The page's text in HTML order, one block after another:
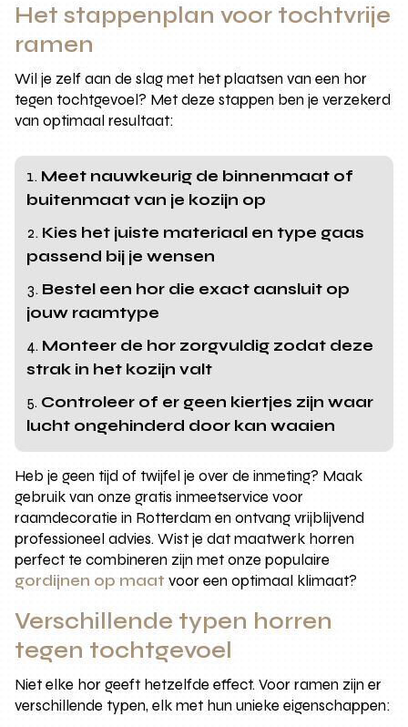
Het stappenplan voor tochtvrije
ramen
Wil je zelf aan de slag met het plaatsen van een hor
tegen tochtgevoel? Met deze stappen ben je verzekerd
van optimaal resultaat:
Meet nauwkeurig de binnenmaat of
buitenmaat van je kozijn op
Kies het juiste materiaal en type gaas
passend bij je wensen
Bestel een hor die exact aansluit op
jouw raamtype
Monteer de hor zorgvuldig zodat deze
strak in het kozijn valt
Controleer of er geen kiertjes zijn waar
lucht ongehinderd door kan waaien
Heb je geen tijd of twijfel je over de inmeting? Maak
gebruik van onze gratis inmeetservice voor
raamdecoratie in Rotterdam en ontvang vrijblijvend
professioneel advies. Wist je dat maatwerk horren
perfect te combineren zijn met onze populaire
gordijnen op maat voor een optimaal klimaat?
Verschillende typen horren
tegen tochtgevoel
Niet elke hor geeft hetzelfde effect. Voor ramen zijn er
verschillende typen, elk met hun unieke eigenschappen: